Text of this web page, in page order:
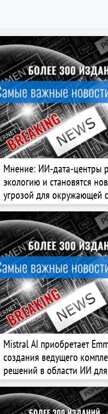
Мнение: ИИ‑дата‑центры
экологию и становятся
угрозой для окружающей
Mistral AI приобретает
создания ведущего
решений в области ИИ для
промышленного